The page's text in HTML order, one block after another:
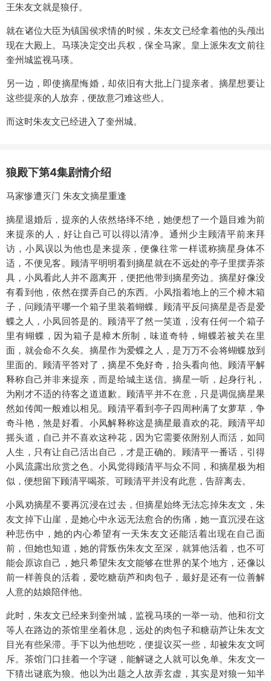
王朱友文就是狼仔。
就在诸位大臣为镇国侯求情的时候，朱友文已经拿着他的头颅出
现在大殿上。马瑛决定交出兵权，保全马家。皇上派朱友文前往
奎州城监视马瑛。
另一边，即使摘星悔婚，却依旧有大批上门提亲者。摘星想要让
这些提亲的人放弃，便故意刁难这些人。
而这时朱友文已经进入了奎州城。
狼殿下第4集剧情介绍
马家惨遭灭门 朱友文摘星重逢
摘星退婚后，提亲的人依然络绎不绝，她便想了一个题目难为前
来提亲的人，好让自己可以得以清净。通州少主顾清平前来拜
访，小凤误以为他也是来提亲，便像往常一样谎称摘星身体不
适，不便见客。顾清平明明看到摘星就在不远处的亭子里摆弄茶
具，小凤看此人并不愿离开，便把他带到摘星旁边。摘星好像没
有看到他，依然在摆弄自己的东西。小凤指着地上的三个樟木箱
子，问顾清平哪一个箱子里装着蝴蝶。顾清平反问摘星是否是爱
蝶之人，小凤回答是的。顾清平了然一笑道，没有任何一个箱子
里有蝴蝶，因为箱子是樟木所制，味道奇特，蝴蝶若被关在里
面，就会命不久矣。摘星作为爱蝶之人，是万万不会将蝴蝶放到
里面的。顾清平答对了，摘星不免好奇，抬头看向他。顾清平解
释称自己并非来提亲，而是给城主送信。摘星一听，起身行礼，
为刚才不适的待客之道道歉。顾清平并不在意，只是调侃摘星果
然如传闻一般难以相见。顾清平看到亭子四周种满了女萝草，争
奇斗艳，煞是好看。小凤解释称这是摘星最喜欢的花。顾清平却
摇头道，自己并不喜欢这种花，因为它需要依附别人而活，如同
人生，只有让自己活出自己，才是正确的。顾清平一番话，引得
小凤流露出欣赏之色。小凤觉得顾清平与众不同，和摘星极为相
似，便想留下顾清平喝茶。可顾清平并没有此意，告辞离去。
小凤劝摘星不要再沉浸在过去，但摘星始终无法忘掉朱友文，朱
友文掉下山崖，是她心中永远无法愈合的伤痛，她一直沉浸在这
种悲伤中，她的内心希望有一天朱友文还能活着出现在自己面
前，但她也知道，她的背叛伤朱友文至深，就算他活着，也不可
能会原谅自己，她只希望朱友文能够在世界的某个地方，还像以
前一样善良的活着，爱吃糖葫芦和肉包子，最好是还有一位善解
人意的姑娘陪伴他。
此时，朱友文已经来到奎州城，监视马瑛的一举一动。他和衍文
等人在路边的茶馆里坐着休息，远处的肉包子和糖葫芦让朱友文
目光有些呆滞。手下以为他想吃，便提议买一些，却被朱友文呵
斥。茶馆门口挂着一个字谜，能解谜之人就可以免单。朱友文一
下猜出谜底为狼。他以为出题之人故弄玄虚，其实是对狼一知半